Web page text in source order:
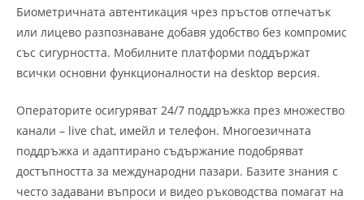
Биометричната автентикация чрез пръстов отпечатък
или лицево разпознаване добавя удобство без компромис
със сигурността. Мобилните платформи поддържат
всички основни функционалности на desktop версия.
Операторите осигуряват 24/7 поддръжка през множество
канали – live chat, имейл и телефон. Многоезичната
поддръжка и адаптирано съдържание подобряват
достъпността за международни пазари. Базите знания с
често задавани въпроси и видео ръководства помагат на